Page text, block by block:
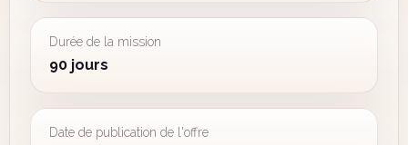
Durée de la mission
90 jours
Date de publication de l'offre